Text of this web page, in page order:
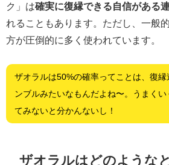
ク」は確実に復縁できる自信がある
れることもあります。ただし、一般
方が圧倒的に多く使われています。
ザオラルは50%の確率ってことは、復縁
ンブルみたいなもんだよね〜。うまくい
てみないと分かんないし！
ザオラルはどのような